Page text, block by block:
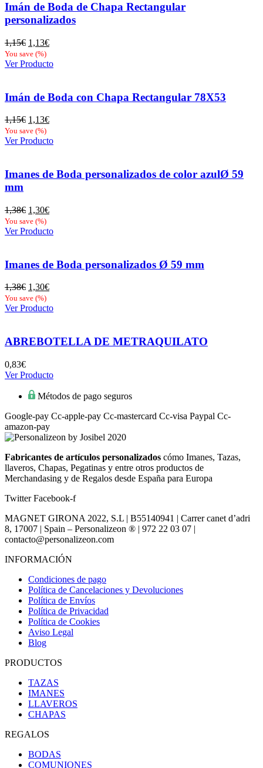
Imán de Boda de Chapa Rectangular
personalizados
1,15€ El
precio
original
1,13€El
actual
You save (%)
Ver Producto
Imán de Boda con Chapa Rectangular 78X53
1,15€ El
precio
original
1,13€El
actual
You save (%)
Ver Producto
Imanes de Boda personalizados de color azulØ 59
mm
1,38€ El
precio
original
1,30€El
actual
You save (%)
Ver Producto
Imanes de Boda personalizados Ø 59 mm
1,38€ El
precio
original
1,30€El
actual
You save (%)
Ver Producto
ABREBOTELLA DE METRAQUILATO
0,83€
Ver Producto
Métodos de pago seguros
Google-pay Cc-apple-pay Cc-mastercard Cc-visa Paypal Cc-
amazon-pay
Fabricantes de artículos personalizados cómo Imanes, Tazas,
llaveros, Chapas, Pegatinas y entre otros productos de
Merchandasing y de Regalos desde España para Europa
Twitter Facebook-f
MAGNET GIRONA 2022, S.L | B55140941 | Carrer canet d’adri
8, 17007 | Spain – Personalizeon ® | 972 22 03 07 |
contacto@personalizeon.com
INFORMACIÓN
Condiciones de pago
Política de Cancelaciones y Devoluciones
Política de Envíos
Política de Privacidad
Política de Cookies
Aviso Legal
Blog
PRODUCTOS
TAZAS
IMANES
LLAVEROS
CHAPAS
REGALOS
BODAS
COMUNIONES